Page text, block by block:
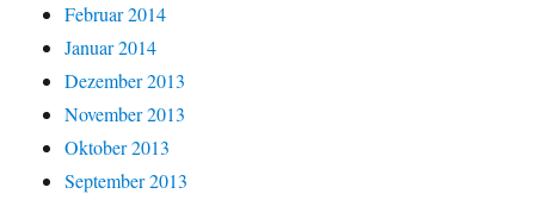
Februar 2014
Januar 2014
Dezember 2013
November 2013
Oktober 2013
September 2013